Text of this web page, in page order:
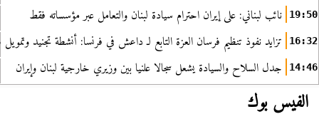
19:50 نائب لبناني: على إيران احترام سيادة لبنان والتعامل عبر مؤسساته فقط
16:32 تزايد نفوذ تنظيم فرسان العزة التابع لـ داعش في فرنسا: أنشطة تجنيد
14:46 جدل السلاح والسيادة يشعل سجالا علنيا بين وزيري خارجية لبنان وإيران
الفيس بوك